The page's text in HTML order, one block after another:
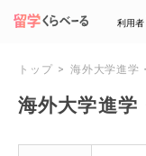
利用者
トップ 海外大学進学
海外大学進学